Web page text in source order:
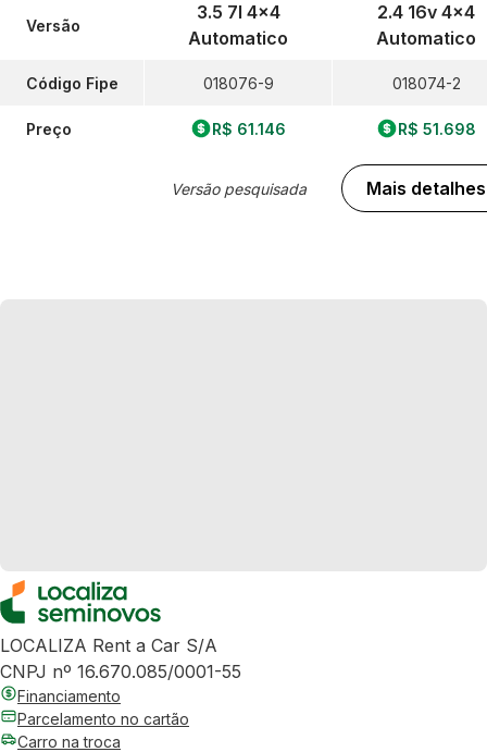
Versão
Código Fipe
Preço
3.5 7l 4x4
Automatico
018076-9
R$ 61.146
Versão pesquisada
2.4 16v 4x4
Automatico
018074-2
R$ 51.698
Mais detalhes
LOCALIZA Rent a Car S/A
CNPJ nº 16.670.085/0001-55
Financiamento
Parcelamento no cartão
Carro na troca